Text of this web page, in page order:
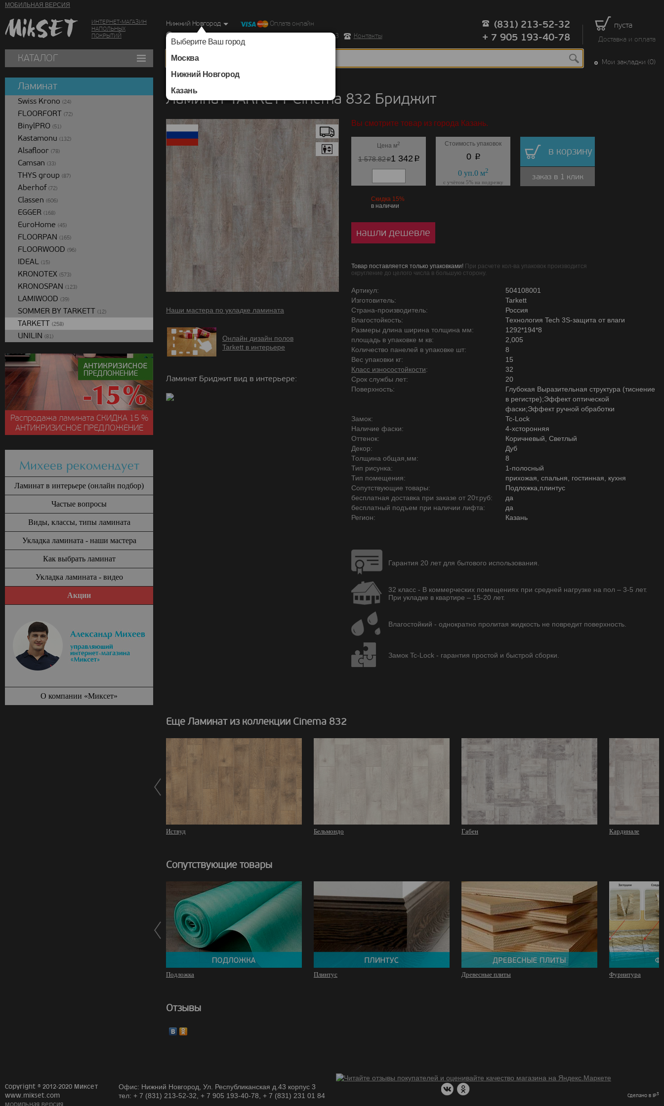
МОБИЛЬНАЯ ВЕРСИЯ
ИНТЕРНЕТ-МАГАЗИН
НАПОЛЬНЫХ
ПОКРЫТИЙ
пуста
Доставка и оплата
Нижний Новгород
Выберите Ваш город
Москва
Нижний Новгород
Казань
Оплата онлайн
г. Нижний Новгород, Ул. Республиканская д.43 корпус 3
Контакты
(831) 213-52-32
+ 7 905 193-40-78
КАТАЛОГ Мои закладки (0)
Ламинат TARKETT Cinema 832 Бриджит
Наши мастера по укладке ламината
Онлайн дизайн полов
Tarkett в интерьере
Ламинат Бриджит вид в интерьере:
Вы смотрите товар из города Казань.
Цена м2
1 578.82p1 342 p
Стоимость упаковок
0 p
0уп.0м2
с учётом 5% на подрезку
в корзину
заказ в 1 клик
Скидка 15%
в наличии
нашли дешевле
Товар поставляется только упаковками! При расчете кол-ва упаковок производится
округление до целого числа в большую сторону.
Артикул:
504108001
Изготовитель:
Tarkett
Страна-производитель:
Россия
Влагостойкость:
Технология Tech 3S-защита от влаги
Размеры длина ширина толщина мм:
1292*194*8
площадь в упаковке м кв:
2,005
Количество панелей в упаковке шт:
8
Вес упаковки кг:
15
Класс износостойкости:
32
Срок службы лет:
20
Поверхность:
Глубокая Выразительная структура (тиснение
в регистре);Эффект оптической
фаски;Эффект ручной обработки
Замок:
Tc-Lock
Наличие фаски:
4-хсторонняя
Оттенок:
Коричневый, Светлый
Декор:
Дуб
Толщина общая,мм:
8
Тип рисунка:
1-полосный
Тип помещения:
прихожая, спальня, гостинная, кухня
Сопутствующие товары:
Подложка,плинтус
бесплатная доставка при заказе от 20т.руб:
да
бесплатный подъем при наличии лифта:
да
Регион:
Казань
Гарантия 20 лет для бытового использования.
32 класс - В коммерческих помещениях при средней нагрузке на пол – 3-5 лет.
При укладке в квартире – 15-20 лет.
Влагостойкий - однократно пролитая жидкость не повредит поверхность.
Замок Tc-Lock - гарантия простой и быстрой сборки.
Еще Ламинат из коллекции Cinema 832
Иствуд Бельмондо Габен Кардинале
Сопутствующие товары
Подложка Плинтус Древесные плиты Фурнитура
Отзывы
Ламинат
Swiss Krono (24)
FLOORFORT (72)
BinylPRO (51)
Kastamonu (132)
Alsafloor (78)
Camsan (33)
THYS group (87)
Aberhof (72)
Classen (606)
EGGER (168)
EuroHome (45)
FLOORPAN (165)
FLOORWOOD (96)
IDEAL (15)
KRONOTEX (573)
KRONOSPAN (123)
LAMIWOOD (39)
SOMMER BY TARKETT (12)
TARKETT (258)
UNILIN (81)
Распродажа ламината СКИДКА15 %
АНТИКРИЗИСНОЕ ПРЕДЛОЖЕНИЕ
Михеев рекомендует
Ламинат в интерьере (онлайн подбор)
Частые вопросы
Виды, классы, типы ламината
Укладка ламината - наши мастера
Как выбрать ламинат
Укладка ламината - видео
Акции
О компании «Миксет»
Copyright © 2012-2020 Миксет
www.mikset.com
мобильная версия
Офис: Нижний Новгород, Ул. Республиканская д.43 корпус 3
тел: + 7 (831) 213-52-32, + 7 905 193-40-78, + 7 (831) 231 01 84
Сделано в IP3